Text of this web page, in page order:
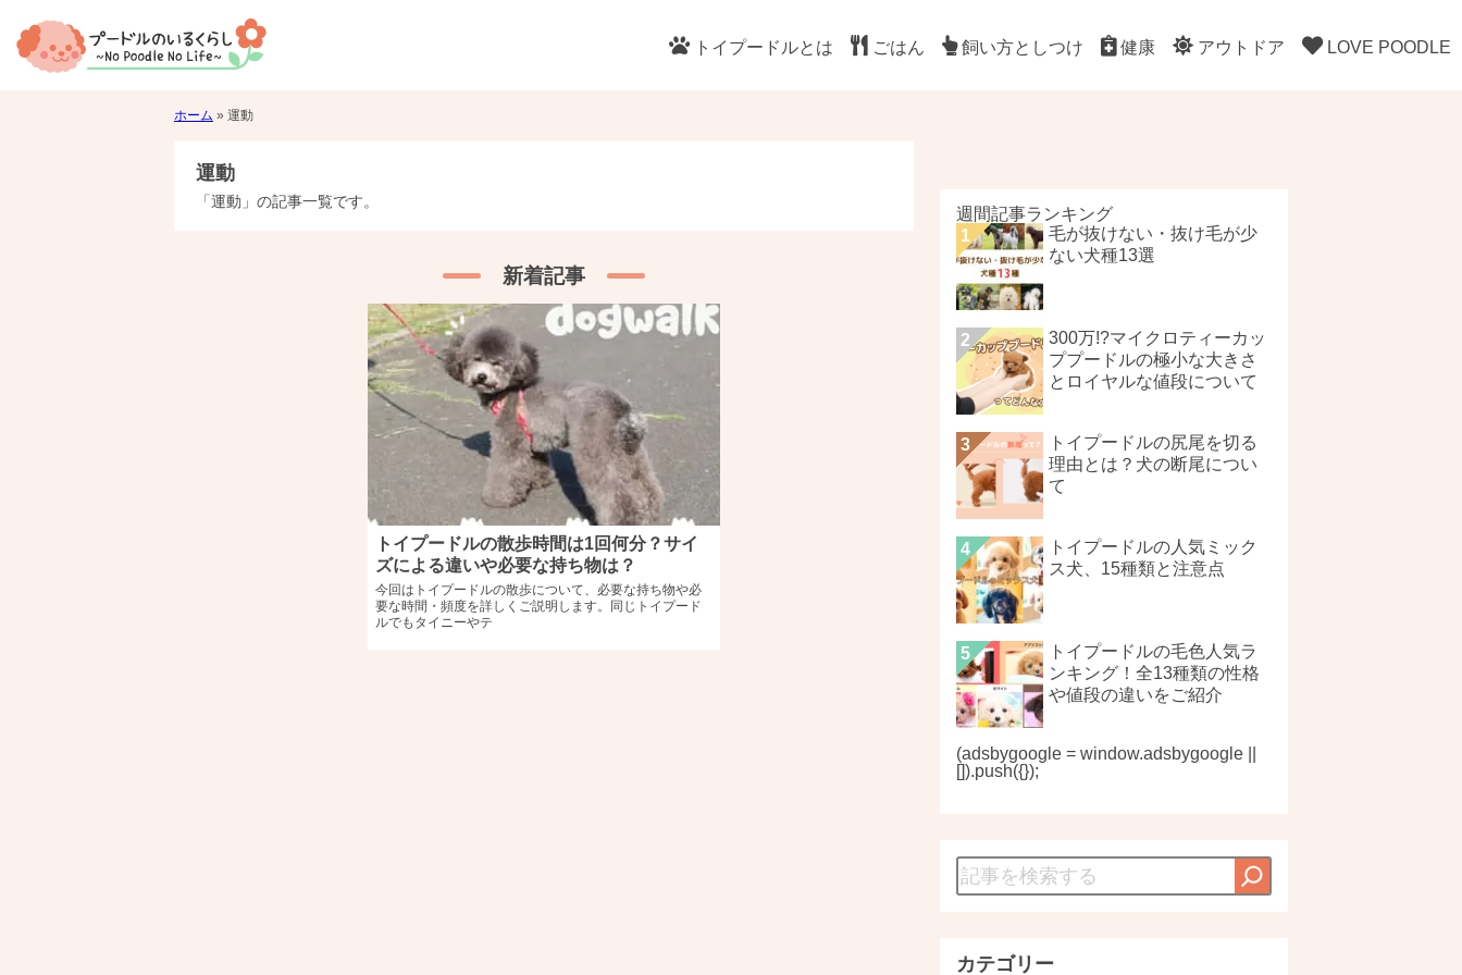
トイプードルとは ごはん 飼い方としつけ 健康 アウトドア LOVE POODLE
ホーム » 運動
運動
「運動」の記事一覧です。
新着記事
トイプードルの散歩時間は1回何分？サイ
ズによる違いや必要な持ち物は？
今回はトイプードルの散歩について、必要な持ち物や必
要な時間・頻度を詳しくご説明します。同じトイプード
ルでもタイニーやテ
週間記事ランキング
毛が抜けない・抜け毛が少
ない犬種13選
300万!?マイクロティーカッ
ププードルの極小な大きさ
とロイヤルな値段について
トイプードルの尻尾を切る
理由とは？犬の断尾につい
て
トイプードルの人気ミック
ス犬、15種類と注意点
トイプードルの毛色人気ラ
ンキング！全13種類の性格
や値段の違いをご紹介
(adsbygoogle = window.adsbygoogle ||
[]).push({});
カテゴリー